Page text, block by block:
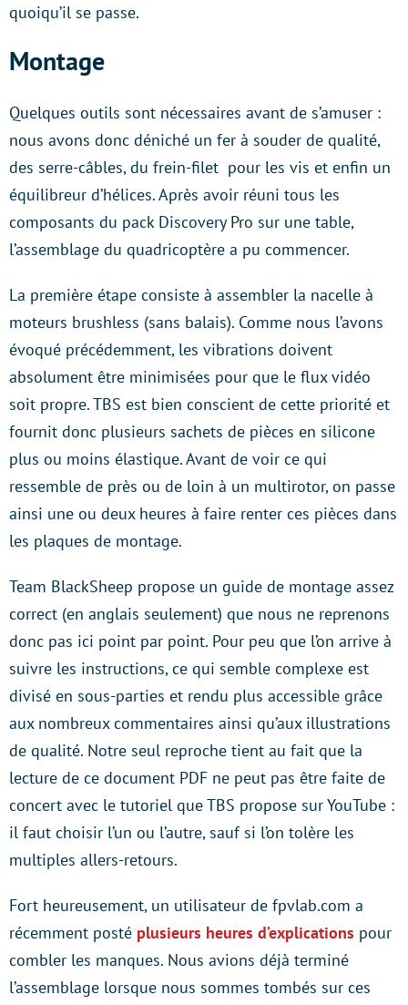
quoiqu’il se passe.
Montage
Quelques outils sont nécessaires avant de s’amuser :
nous avons donc déniché un fer à souder de qualité,
des serre-câbles, du frein-filet pour les vis et enfin un
équilibreur d’hélices. Après avoir réuni tous les
composants du pack Discovery Pro sur une table,
l’assemblage du quadricoptère a pu commencer.
La première étape consiste à assembler la nacelle à
moteurs brushless (sans balais). Comme nous l’avons
évoqué précédemment, les vibrations doivent
absolument être minimisées pour que le flux vidéo
soit propre. TBS est bien conscient de cette priorité et
fournit donc plusieurs sachets de pièces en silicone
plus ou moins élastique. Avant de voir ce qui
ressemble de près ou de loin à un multirotor, on passe
ainsi une ou deux heures à faire renter ces pièces dans
les plaques de montage.
Team BlackSheep propose un guide de montage assez
correct (en anglais seulement) que nous ne reprenons
donc pas ici point par point. Pour peu que l’on arrive à
suivre les instructions, ce qui semble complexe est
divisé en sous-parties et rendu plus accessible grâce
aux nombreux commentaires ainsi qu’aux illustrations
de qualité. Notre seul reproche tient au fait que la
lecture de ce document PDF ne peut pas être faite de
concert avec le tutoriel que TBS propose sur YouTube :
il faut choisir l’un ou l’autre, sauf si l’on tolère les
multiples allers-retours.
Fort heureusement, un utilisateur de fpvlab.com a
récemment posté plusieurs heures d’explications pour
combler les manques. Nous avions déjà terminé
l’assemblage lorsque nous sommes tombés sur ces